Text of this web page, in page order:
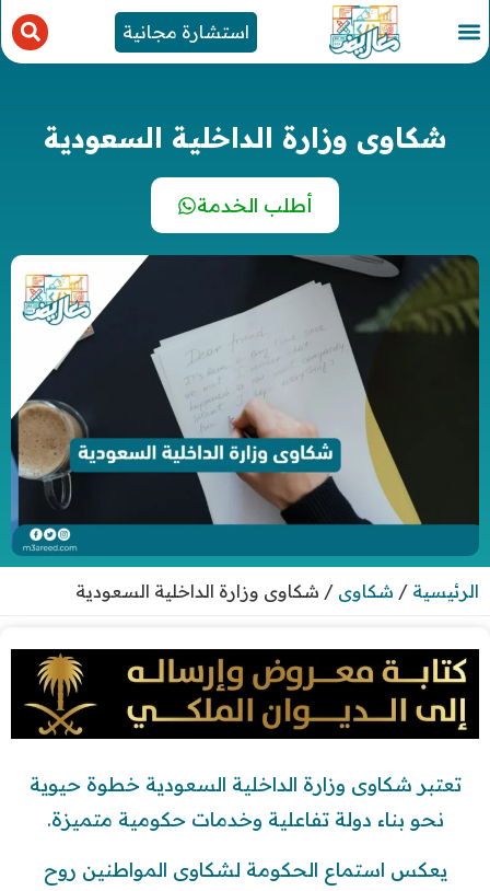
استشارة مجانية
شكاوى وزارة الداخلية السعودية
أطلب الخدمة
الرئيسية / شكاوى / شكاوى وزارة الداخلية السعودية
تعتبر شكاوى وزارة الداخلية السعودية خطوة حيوية
نحو بناء دولة تفاعلية وخدمات حكومية متميزة.
يعكس استماع الحكومة لشكاوى المواطنين روح